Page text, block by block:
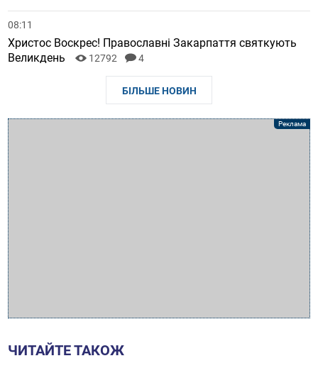
08:11
Христос Воскрес! Православні Закарпаття святкують
Великдень
12792 4
БІЛЬШЕ НОВИН
ЧИТАЙТЕ ТАКОЖ